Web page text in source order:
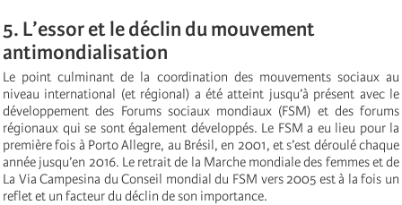
5. L’essor et le déclin du mouvement
antimondialisation
Le point culminant de la coordination des mouvements sociaux au
niveau international (et régional) a été atteint jusqu’à présent avec le
développement des Forums sociaux mondiaux (FSM) et des forums
régionaux qui se sont également développés. Le FSM a eu lieu pour la
première fois à Porto Allegre, au Brésil, en 2001, et s’est déroulé chaque
année jusqu’en 2016. Le retrait de la Marche mondiale des femmes et de
La Via Campesina du Conseil mondial du FSM vers 2005 est à la fois un
reflet et un facteur du déclin de son importance.